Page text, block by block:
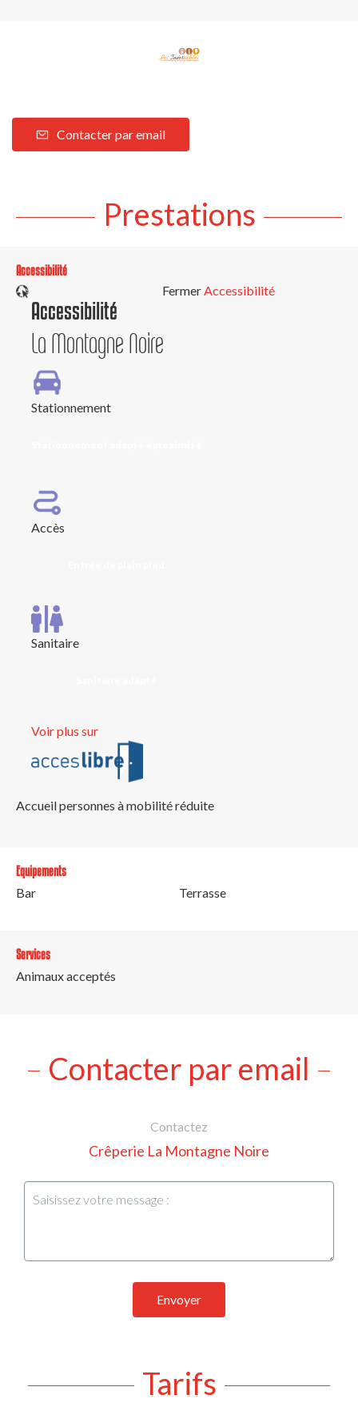
Contacter par email
Prestations
Accessibilité
Fermer
Accessibilité
La Montagne Noire
Stationnement
Accès
Sanitaire
Voir plus sur
Accessibilité
Accueil personnes à mobilité réduite
Equipements
Bar
Terrasse
Services
Animaux acceptés
Contacter par email
Contactez
Crêperie La Montagne Noire
Envoyer
Tarifs